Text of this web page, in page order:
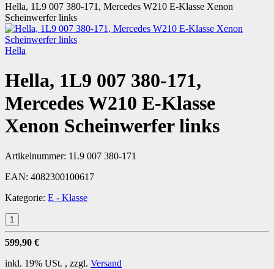
Hella, 1L9 007 380-171, Mercedes W210 E-Klasse Xenon
Scheinwerfer links
Hella
Hella, 1L9 007 380-171,
Mercedes W210 E-Klasse
Xenon Scheinwerfer links
Artikelnummer: 1L9 007 380-171
EAN: 4082300100617
Kategorie: E - Klasse
599,90 €
inkl. 19% USt. , zzgl. Versand